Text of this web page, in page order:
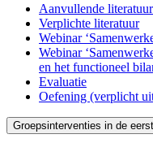
Aanvullende literatuur
Verplichte literatuur
Webinar
Webinar
en het functioneel
Evaluatie
Oefening (verplicht
Groepsinterventies in de